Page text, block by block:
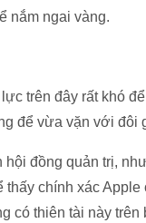
nắm ngai vàng.
trên đây rất khó
để vừa vặn với đôi
đồng quản trị,
chính xác
có thiên tài này trên